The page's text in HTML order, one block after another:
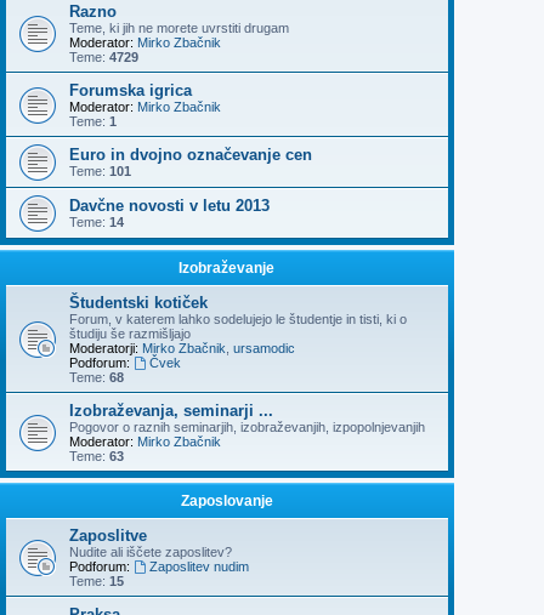
Razno
Teme, ki jih ne morete uvrstiti drugam
Moderator: Mirko Zbačnik
Teme: 4729
Forumska igrica
Moderator: Mirko Zbačnik
Teme: 1
Euro in dvojno označevanje cen
Teme: 101
Davčne novosti v letu 2013
Teme: 14
Izobraževanje
Študentski kotiček
Forum, v katerem lahko sodelujejo le študentje in tisti, ki o
študiju še razmišljajo
Moderatorji: Mirko Zbačnik ursamodic
Podforum:
Čvek
Teme: 68
Izobraževanja, seminarji ...
Pogovor o raznih seminarjih, izobraževanjih, izpopolnjevanjih
Moderator: Mirko Zbačnik
Teme: 63
Zaposlovanje
Zaposlitve
Nudite ali iščete zaposlitev?
Podforum:
Zaposlitev nudim
Teme: 15